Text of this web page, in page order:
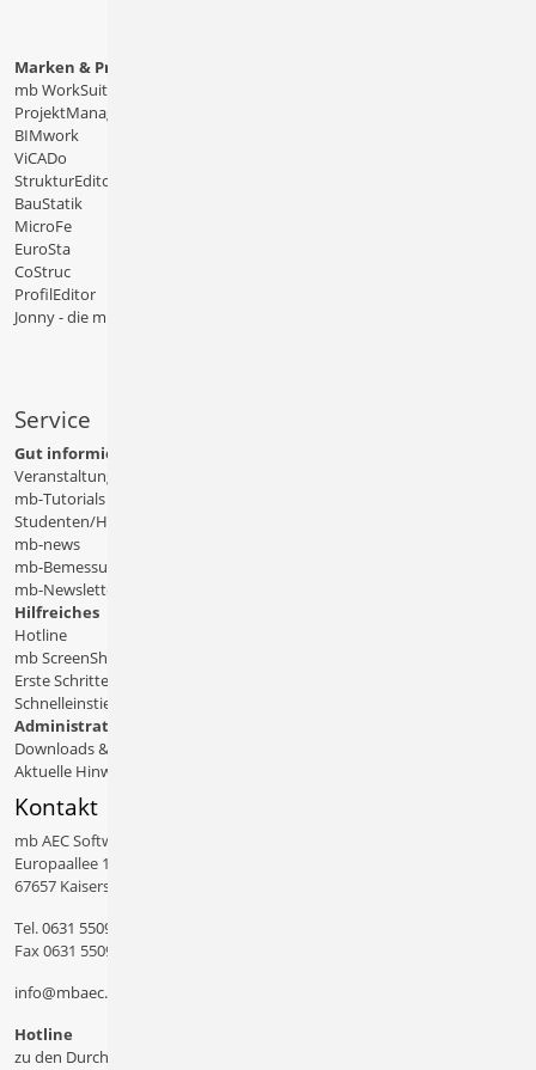
Marken & Produkte
mb WorkSuite
ProjektManager
BIMwork
ViCADo
StrukturEditor
BauStatik
MicroFe
EuroSta
CoStruc
ProfilEditor
Jonny - die mb-App
Service
Gut informiert
Veranstaltungen
mb-Tutorials
Studenten/Hochschule
mb-news
mb-Bemessungstafeln
mb-Newsletter
Hilfreiches
Hotline
mb ScreenShare
Erste Schritte
Schnelleinstiege & Doku
Administratives
Downloads & Patches
Aktuelle Hinweise
Kontakt
mb AEC Software GmbH
Europaallee 14
67657 Kaiserslautern
Tel.0631 550999 11
Fax 0631 550999 20
info@mbaec.de
Hotline
zu den Durchwahlen